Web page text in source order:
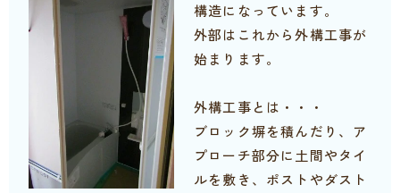
構造になっています。
外部はこれから外構工事が
始まります。
外構工事とは・・・
ブロック塀を積んだり、ア
プローチ部分に土間やタイ
ルを敷き、ポストやダスト